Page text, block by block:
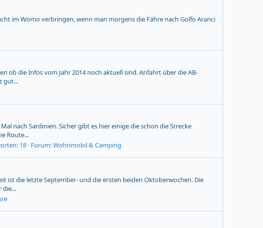
im Womo verbringen, wenn man morgens die Fähre nach Golfo Aranci
ob die Infos vom Jahr 2014 noch aktuell sind. Anfahrt über die AB-
gut...
nach Sardinien. Sicher gibt es hier einige die schon die Strecke
Route...
18 Forum:Wohnmobil & Camping
ist die letzte September- und die ersten beiden Oktoberwochen. Die
die...